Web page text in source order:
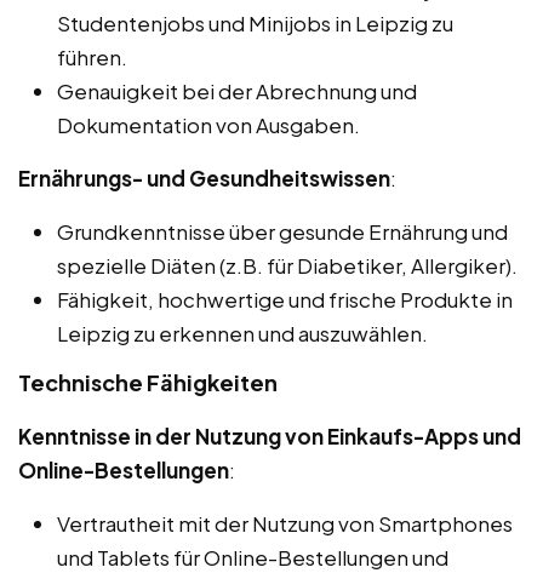
Studentenjobs und Minijobs in Leipzig zu
führen.
Genauigkeit bei der Abrechnung und
Dokumentation von Ausgaben.
Ernährungs- und Gesundheitswissen:
Grundkenntnisse über gesunde Ernährung und
spezielle Diäten (z.B. für Diabetiker, Allergiker).
Fähigkeit, hochwertige und frische Produkte in
Leipzig zu erkennen und auszuwählen.
Technische Fähigkeiten
Kenntnisse in der Nutzung von Einkaufs-Apps und
Online-Bestellungen:
Vertrautheit mit der Nutzung von Smartphones
und Tablets für Online-Bestellungen und